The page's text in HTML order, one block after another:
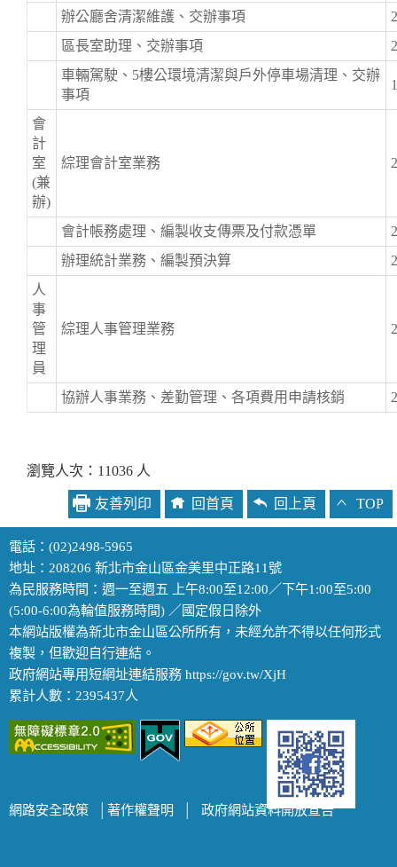
辦公廳舍清潔維護、交辦事項
區長室助理、交辦事項
車輛駕駛、5樓公環境清潔與戶外停車場清理、交辦
事項
會
計
室
(兼
辦)
綜理會計室業務
會計帳務處理、編製收支傳票及付款憑單
辦理統計業務、編製預決算
人
事
管
理
員
綜理人事管理業務
協辦人事業務、差勤管理、各項費用申請核銷
瀏覽人次：11036 人
友善列印 回首頁 回上頁 TOP
電話：(02)2498-5965
地址：208206 新北市金山區金美里中正路11號
為民服務時間：週一至週五 上午8:00至12:00／下午1:00至5:00
(5:00-6:00為輪值服務時間) ／國定假日除外
本網站版權為新北市金山區公所所有，未經允許不得以任何形式
複製，但歡迎自行連結。
政府網站專用短網址連結服務 https://gov.tw/XjH
累計人數：2395437人
網路安全政策 著作權聲明 政府網站資料開放宣告